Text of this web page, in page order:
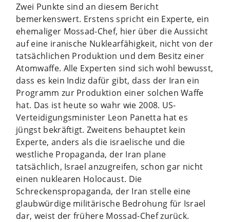
Zwei Punkte sind an diesem Bericht
bemerkenswert. Erstens spricht ein Experte, ein
ehemaliger Mossad-Chef, hier über die Aussicht
auf eine iranische Nuklearfähigkeit, nicht von der
tatsächlichen Produktion und dem Besitz einer
Atomwaffe. Alle Experten sind sich wohl bewusst,
dass es kein Indiz dafür gibt, dass der Iran ein
Programm zur Produktion einer solchen Waffe
hat. Das ist heute so wahr wie 2008. US-
Verteidigungsminister Leon Panetta hat es
jüngst bekräftigt. Zweitens behauptet kein
Experte, anders als die israelische und die
westliche Propaganda, der Iran plane
tatsächlich, Israel anzugreifen, schon gar nicht
einen nuklearen Holocaust. Die
Schreckenspropaganda, der Iran stelle eine
glaubwürdige militärische Bedrohung für Israel
dar, weist der frühere Mossad-Chef zurück.